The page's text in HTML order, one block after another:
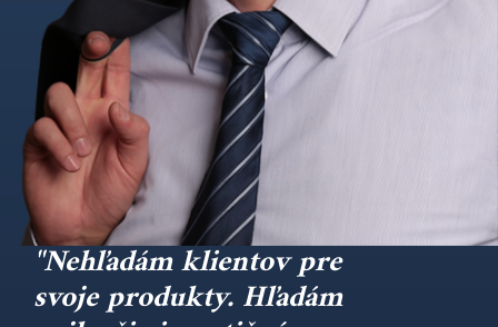
"Nehľadám klientov pre
svoje produkty. Hľadám